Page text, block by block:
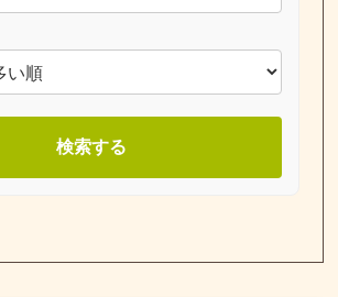
検索する